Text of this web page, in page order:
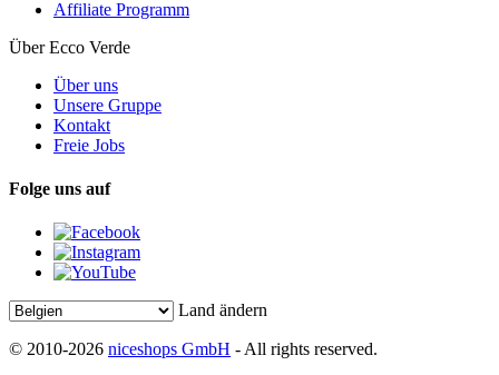
Affiliate Programm
Über Ecco Verde
Über uns
Unsere Gruppe
Kontakt
Freie Jobs
Folge uns auf
Land ändern
© 2010-2026 niceshops GmbH - All rights reserved.